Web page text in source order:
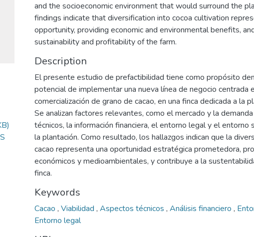
and the socioeconomic environment that would surround the
findings indicate that diversification into cocoa cultivation
opportunity, providing economic and environmental benefits,
sustainability and profitability of the farm.
Description
El presente estudio de prefactibilidad tiene como propósito
potencial de implementar una nueva línea de negocio centrada
comercialización de grano de cacao, en una finca dedicada a la
Se analizan factores relevantes, como el mercado y la
técnicos, la información financiera, el entorno legal y el entorno
la plantación. Como resultado, los hallazgos indican que la
cacao representa una oportunidad estratégica prometedora,
económicos y medioambientales, y contribuye a la
finca.
Keywords
Cacao , Viabilidad , Aspectos técnicos , Análisis financiero ,
Entorno legal